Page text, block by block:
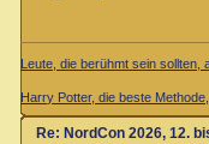
Leute, die berühmt sein sollten,
Harry Potter, die beste
Re: NordCon 2026, 12.